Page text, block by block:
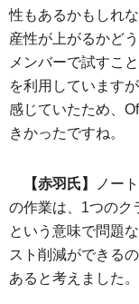
性もあるかもしれ
産性が上がるかど
メンバーで試すこ
を利用しています
感じていたため、
きかったですね。
【赤羽氏】
ノー
の作業は、1つのク
という意味で問題
スト削減ができる
あると考えました。